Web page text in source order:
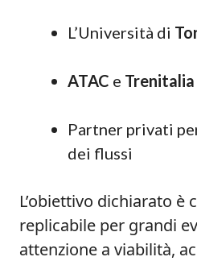
L’Università di
ATAC e Trenitalia
Partner privati
dei flussi
L’obiettivo dichiarato è
replicabile per grandi
attenzione a viabilità,